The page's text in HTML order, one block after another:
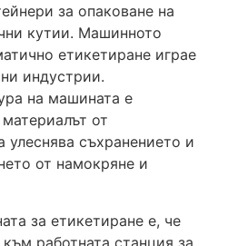
за опаковане на
кутии. Машинното
етикетиране играе
индустрии.
на машината е
от
съхранението и
от намокряне и
за етикетиране е, че
работната станция за